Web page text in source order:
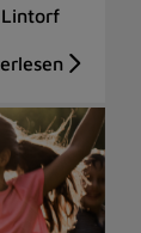
Lintorf